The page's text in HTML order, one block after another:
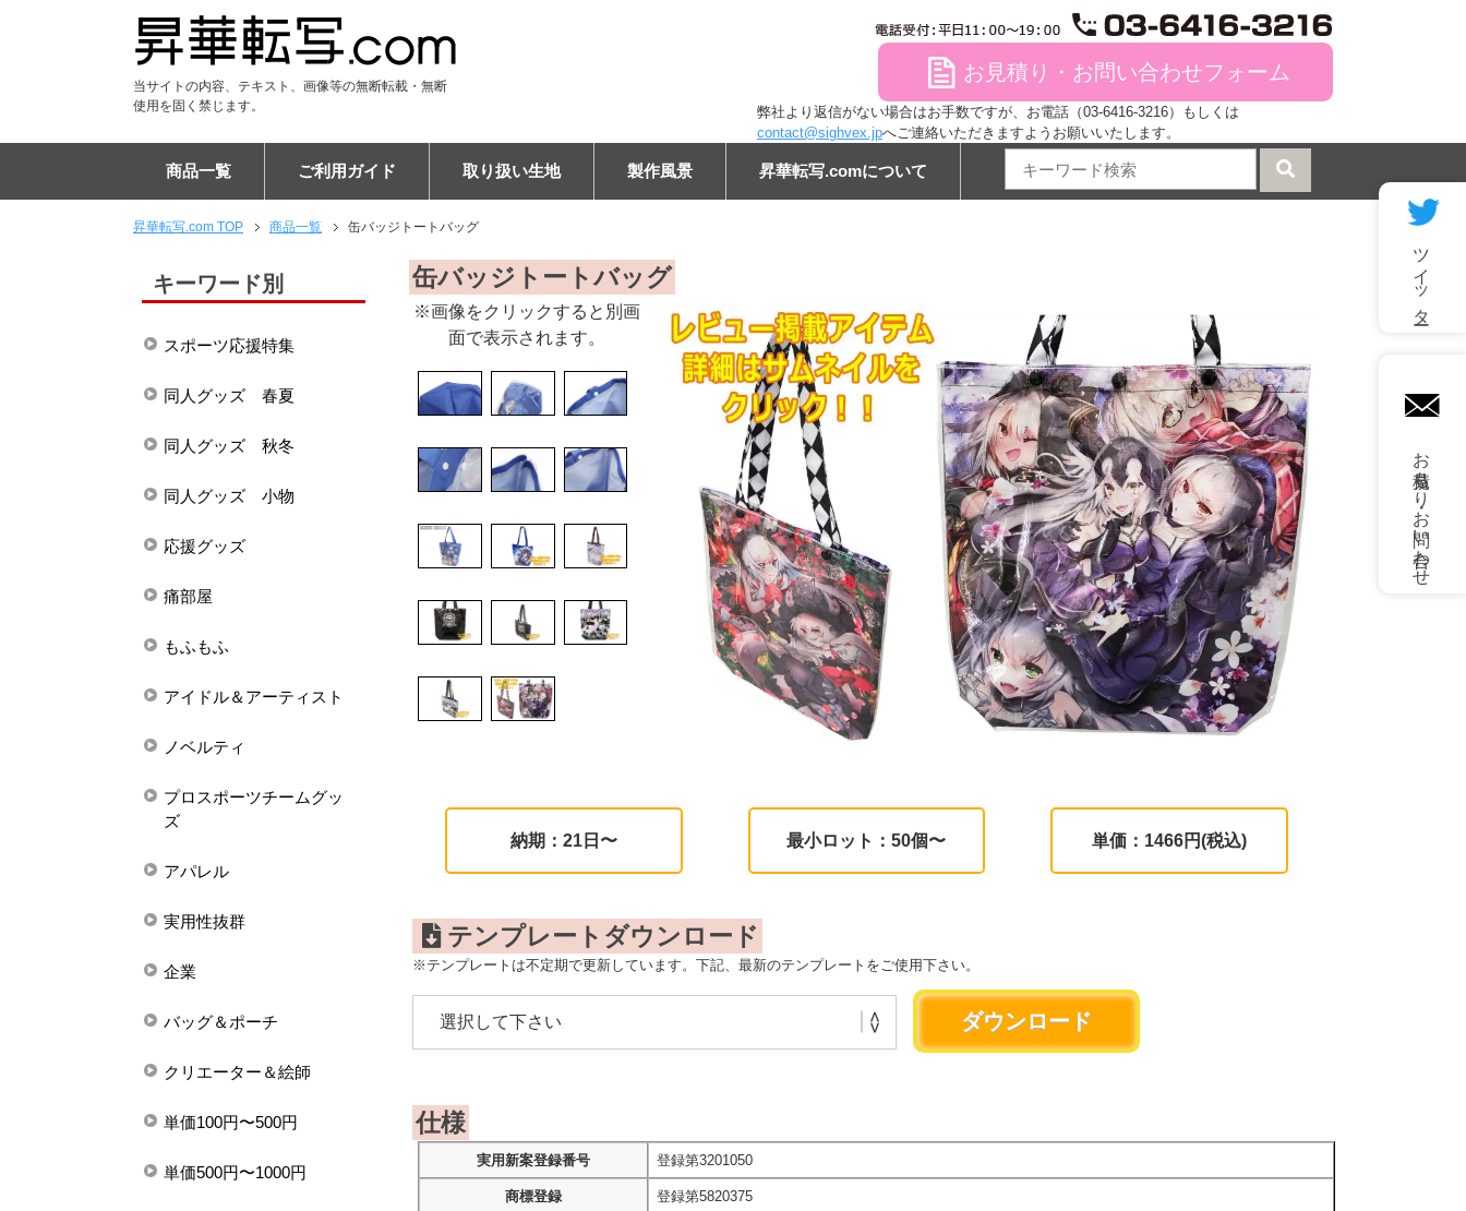
当サイトの内容、テキスト、画像等の無断転載・無断
使用を固く禁じます。
file お見積り・お問い合わせフォーム
弊社より返信がない場合はお手数ですが、お電話（03-6416-3216）もしくは
contact@sighvex.jpへご連絡いただきますようお願いいたします。
商品一覧
Tシャツ
DTF Tシャツ
シャツ
DTF ポロシャツ
パーカー
DTF パーカー
ジャンパー
ユニフォーム
パンツ
DTF スウェット
アパレル雑貨
キャップ
マスク
マフラー
ブランケット
フードブランケット
タオル
フードタオル
トートバッグ
エコバッグ
リュックサック
バッグ
ケース
PC・タブレットケース
ショルダーバッグ
スマホポシェット
チケットホルダー
サコッシュ
ポーチ
巾着
マウスパッド
タペストリー
布ポスター
傘
布カバー
生活雑貨・インテリア
ステーショナリー
フラッグ
ご利用ガイド
ご注文の流れ
納期について
割引キャンペーン
EC販売向けサポートプラン
キャンセルについて
専門用語集
昇華転写印刷とは
お客様の声
布プリントの比較
エンドレス柄の作り方
よくある質問
会社概要
取り扱い生地 製作風景 昇華転写.comについて
昇華転写.com TOP 商品一覧 缶バッジトートバッグ
缶バッジトートバッグ
※画像をクリックすると別画
面で表示されます。
納期：21日〜 最小ロット：50個〜 単価：1466円(税込)
テンプレートダウンロード
※テンプレートは不定期で更新しています。下記、最新のテンプレートをご使用下さい。
仕様
実用新案登録番号 登録第3201050
商標登録 登録第5820375
キーワード別
スポーツ応援特集
同人グッズ 春夏
同人グッズ 秋冬
同人グッズ 小物
応援グッズ
痛部屋
もふもふ
アイドル＆アーティスト
ノベルティ
プロスポーツチームグッ
ズ
アパレル
実用性抜群
企業
バッグ＆ポーチ
クリエーター＆絵師
単価100円〜500円
単価500円〜1000円
ツイッター
mail
お見積もり・お問い合わせ